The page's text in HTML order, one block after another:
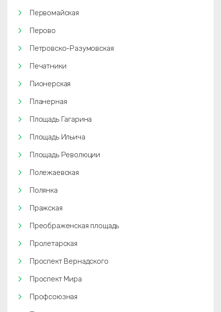
Первомайская
Перово
Петровско-Разумовская
Печатники
Пионерская
Планерная
Площадь Гагарина
Площадь Ильича
Площадь Революции
Полежаевская
Полянка
Пражская
Преображенская площадь
Пролетарская
Проспект Вернадского
Проспект Мира
Профсоюзная